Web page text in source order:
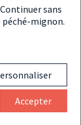
présente un
Que l’on parle
sans
péché-mignon.
Accepter